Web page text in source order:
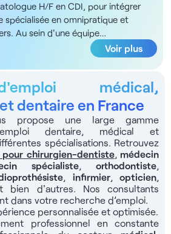
H/F en CDI, pour intégrer
spécialisée en omnipratique et
Au sein d'une équipe
au domaine dentaire, vous intégrerez
en omnipratique, désireux
Un fournisseur de prothèses se
établissement, et vous aurez la
rempli sur plusieurs mois dès votre
dentaires dédiées au fauteuil
vous disposerez d'un
pour vous concentrer pleinement
fauteuil. De plus, vous serez
Galaxy pour la partie
À noter que cette offre est
en fonction du profil. Au sein d'un
et idéalement situé au centre
dans un environnement idéal.
Voir plus
médical,
dentaire en France
propose une large gamme
dentaire, médical et
spécialisations. Retrouvez
chirurgien-dentiste,médecin
spécialiste, orthodontiste,
, infirmier,opticien,
bien d'autres. Nos consultants
dans votre recherche d’emploi.
personnalisée et optimisée.
professionnel en constante